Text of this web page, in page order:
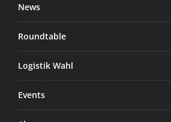
News
Roundtable
Logistik Wahl
Events